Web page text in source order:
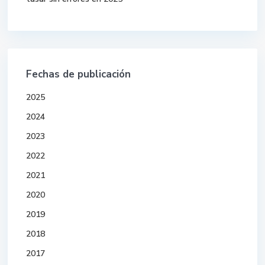
Fechas de publicación
2025
2024
2023
2022
2021
2020
2019
2018
2017